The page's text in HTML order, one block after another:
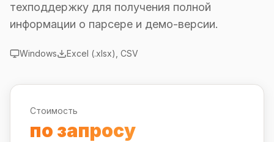
техподдержку для получения полной
информации о парсере и демо-версии.
Windows Excel (.xlsx), CSV
Стоимость
по запросу